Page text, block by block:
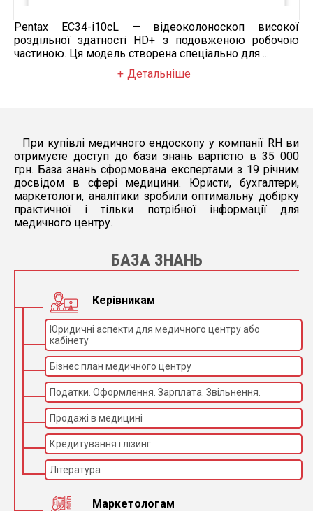
Pentax EC34-i10cL — відеоколоноскоп високої
роздільної здатності HD+ з подовженою робочою
частиною. Ця модель створена спеціально для ...
Детальніше
При купівлі медичного ендоскопу у компанії RH ви
отримуєте доступ до бази знань вартістю в 35 000
грн. База знань сформована експертами з 19 річним
досвідом в сфері медицини. Юристи, бухгалтери,
маркетологи, аналітики зробили оптимальну добірку
практичної і тільки потрібної інформації для
медичного центру.
БАЗА ЗНАНЬ
Керівникам
Юридичні аспекти для медичного центру або
кабінету
Бізнес план медичного центру
Податки. Оформлення. Зарплата. Звільнення.
Продажі в медицині
Кредитування і лізинг
Література
Маркетологам